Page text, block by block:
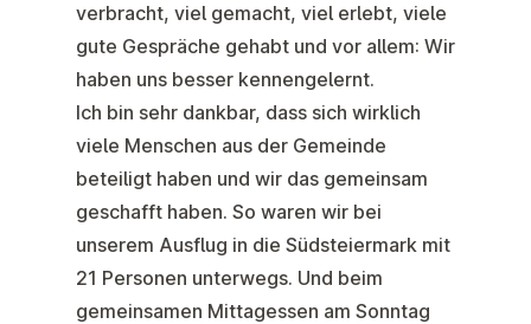
verbracht, viel gemacht, viel erlebt, viele
gute Gespräche gehabt und vor allem: Wir
haben uns besser kennengelernt.
Ich bin sehr dankbar, dass sich wirklich
viele Menschen aus der Gemeinde
beteiligt haben und wir das gemeinsam
geschafft haben. So waren wir bei
unserem Ausflug in die Südsteiermark mit
21 Personen unterwegs. Und beim
gemeinsamen Mittagessen am Sonntag